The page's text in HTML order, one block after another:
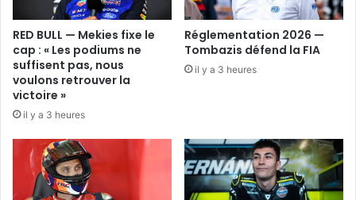
RED BULL — Mekies fixe le
cap : « Les podiums ne
suffisent pas, nous
voulons retrouver la
victoire »
il y a 3 heures
Réglementation 2026 —
Tombazis défend la FIA
il y a 3 heures